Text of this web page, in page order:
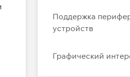
Поддержка
устройств
Графический